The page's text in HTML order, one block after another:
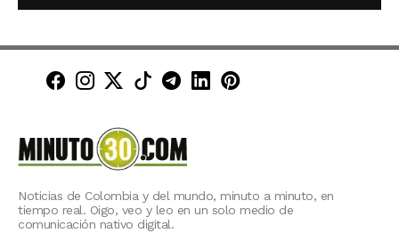
Minuto30 en Facebook
Minuto30 en Instagram
Minuto30 en X (Twitter)
Minuto30 en TikTok
Canal de Minuto30 en
Minuto30 en LinkedIn
Minuto30 en
Noticias de Colombia y del mundo, minuto a minuto, en
tiempo real. Oigo, veo y leo en un solo medio de
comunicación nativo digital.